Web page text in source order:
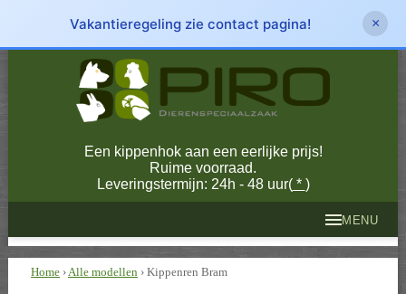
Vakantieregeling zie contact pagina! ×
Een kippenhok aan een eerlijke prijs!
Ruime voorraad.
Leveringstermijn: 24h - 48 uur(* )
MENU
Home ›Alle modellen › Kippenren Bram